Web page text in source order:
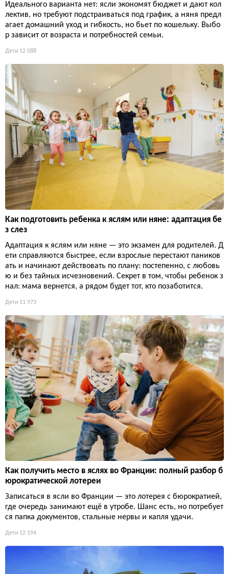
Идеального варианта нет: ясли экономят бюджет и дают кол
лектив, но требуют подстраиваться под график, а няня предл
агает домашний уход и гибкость, но бьет по кошельку. Выбо
р зависит от возраста и потребностей семьи.
Дети 12 088
Как подготовить ребенка к яслям или няне: адаптация бе
з слез
Адаптация к яслям или няне — это экзамен для родителей. Д
ети справляются быстрее, если взрослые перестают паников
ать и начинают действовать по плану: постепенно, с любовь
ю и без тайных исчезновений. Секрет в том, чтобы ребенок з
нал: мама вернется, а рядом будет тот, кто позаботится.
Дети 11 973
Как получить место в яслях во Франции: полный разбор б
юрократической лотереи
Записаться в ясли во Франции — это лотерея с бюрократией,
где очередь занимают ещё в утробе. Шанс есть, но потребует
ся папка документов, стальные нервы и капля удачи.
Дети 12 194